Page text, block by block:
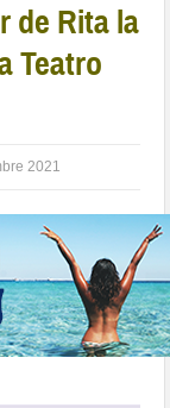
de Rita la
Teatro
2021